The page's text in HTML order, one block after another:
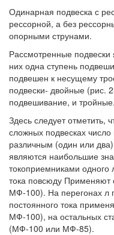
Одинарная подвеска с
рессорной, а без
опорными струнами.
Рассмотренные
них одна ступень
подвешен к несущему
подвески- двойные (рис.
подвешивание, и тройные.
Здесь следует отметить,
сложных подвесках
различным (один или
являются наибольшие
токоприемниками
тока повсюду Применяют
МФ-100). На перегонах л
постоянного тока
МФ-100), на остальных
(МФ-100 или МФ-85).